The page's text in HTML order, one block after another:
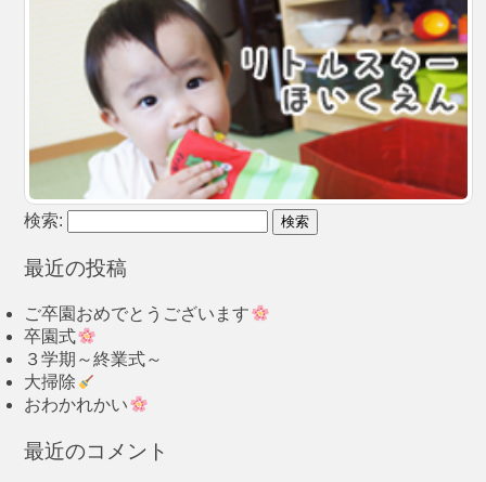
検索:
最近の投稿
ご卒園おめでとうございます
卒園式
３学期～終業式～
大掃除
おわかれかい
最近のコメント